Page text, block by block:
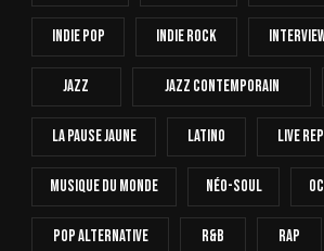
Indie Pop Indie Rock
Jazz Jazz Contemporain
La Pause Jaune Latino Live
Musique Du Monde Néo-Soul
Pop Alternative R&B Rap